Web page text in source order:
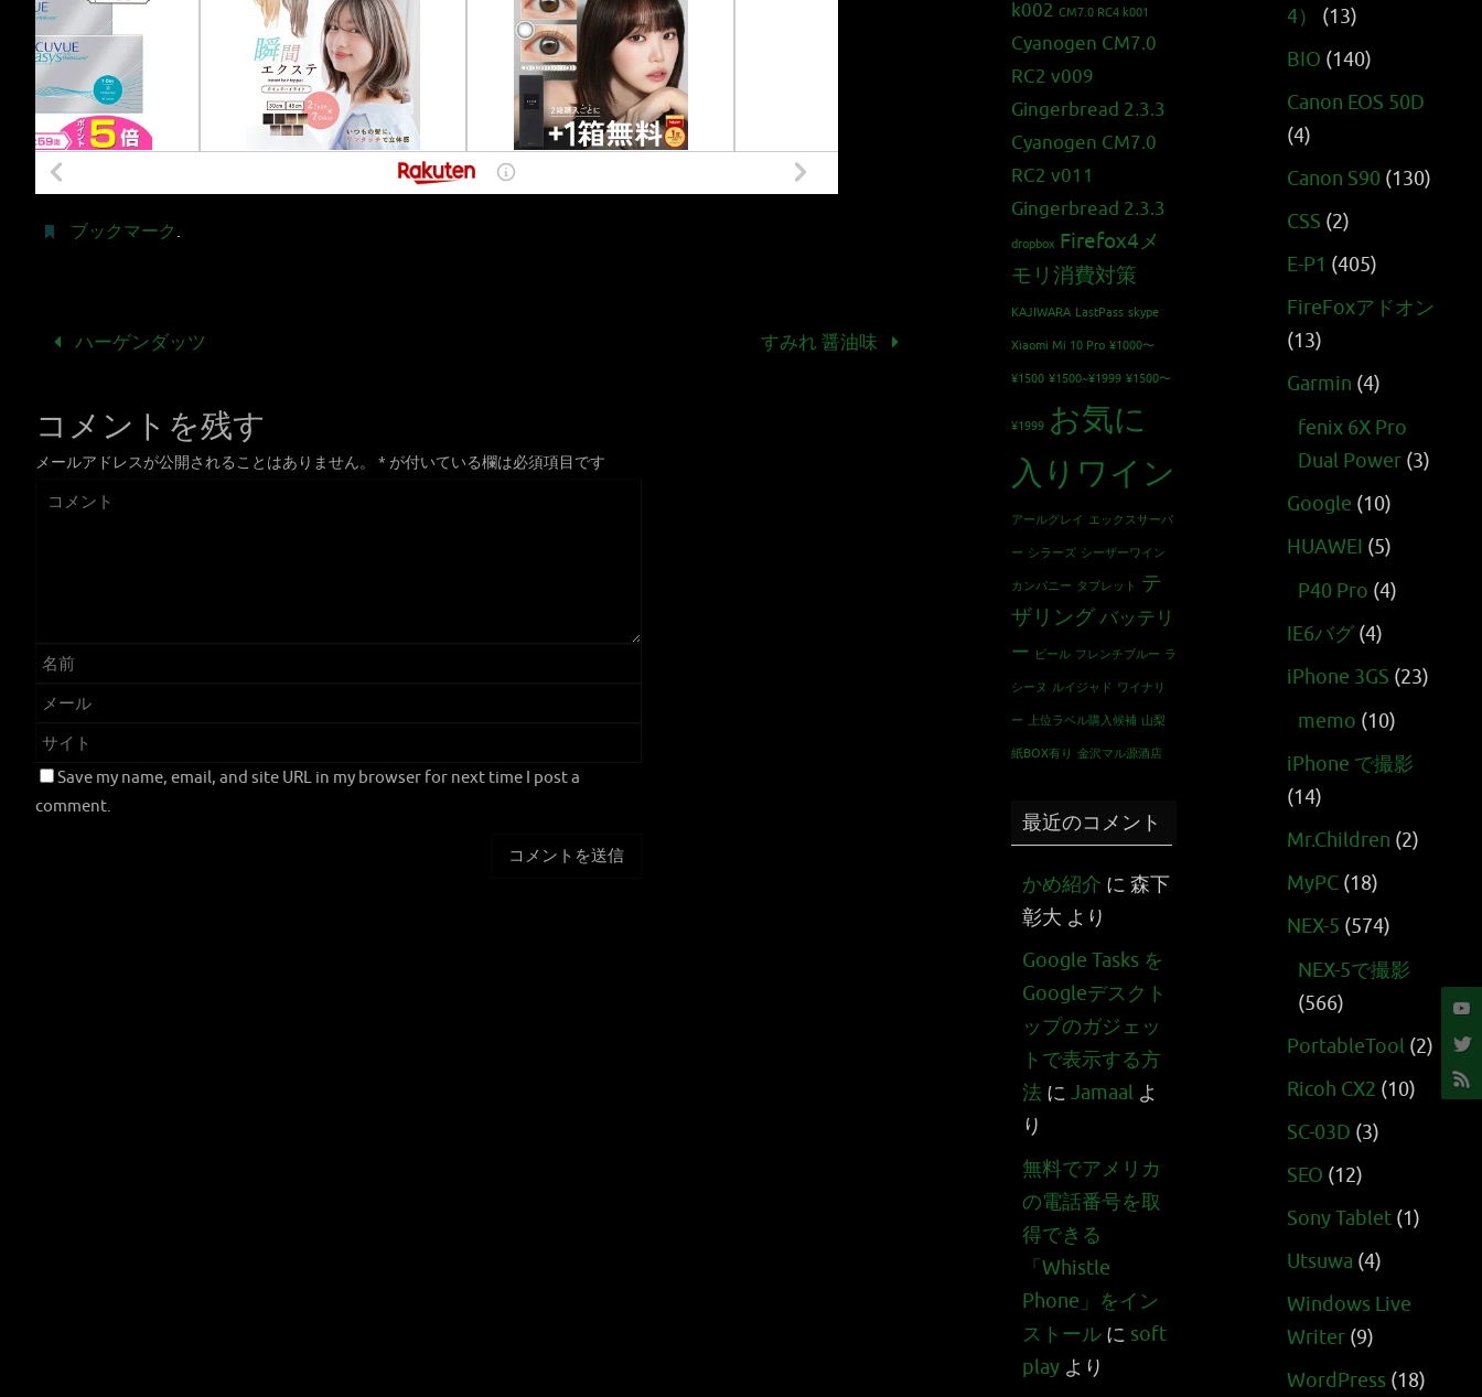
ブックマーク .
ハーゲンダッツ すみれ 醤油味
コメントを残す
メールアドレスが公開されることはありません。 * が付いている欄は必須項目です
Save my name, email, and site URL in my browser for next time I post a
comment.
k002 CM7.0 RC4 k001
Cyanogen CM7.0
RC2 v009
Gingerbread 2.3.3
Cyanogen CM7.0
RC2 v011
Gingerbread 2.3.3
dropbox Firefox4メ
モリ消費対策
KAJIWARA LastPass skype
Xiaomi Mi 10 Pro ¥1000〜
¥1500 ¥1500~¥1999 ¥1500〜
¥1999 お気に
入りワイン
アールグレイ エックスサーバ
ー シラーズ シーザーワイン
カンパニー タブレット
テ
ザリングバッテリ
ー ビール フレンチブルー ラ
シーヌ ルイジャド ワイナリ
ー 上位ラベル購入候補 山梨
紙BOX有り 金沢マル源酒店
最近のコメント
かめ紹介 に 森下
彰大 より
Google Tasks を
Googleデスクト
ップのガジェッ
トで表示する方
法 に Jamaal よ
り
無料でアメリカ
の電話番号を取
得できる
「Whistle
Phone」をイン
ストール に soft
play より
4）
(13)
BIO (140)
Canon EOS 50D
(4)
Canon S90 (130)
CSS (2)
E-P1 (405)
FireFoxアドオン
(13)
Garmin (4)
fenix 6X Pro
Dual Power (3)
Google (10)
HUAWEI (5)
P40 Pro (4)
IE6バグ (4)
iPhone 3GS (23)
memo (10)
iPhone で撮影
(14)
Mr.Children (2)
MyPC (18)
NEX-5 (574)
NEX-5で撮影
(566)
PortableTool (2)
Ricoh CX2 (10)
SC-03D (3)
SEO (12)
Sony Tablet (1)
Utsuwa (4)
Windows Live
Writer (9)
WordPress (18)